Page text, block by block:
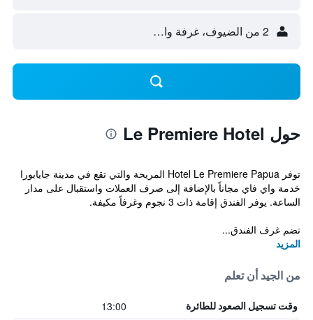
2 من الضيوف، غرفة واحدة
حول Le Premiere Hotel
توفر Hotel Le Premiere Papua المريحة والتي تقع في مدينة جايابورا
خدمة واي فاي مجاناً بالإضافة إلى صرف العملات واستقبال على مدار
الساعة. يوفر الفندق إقامة ذات 3 نجوم وغرفاً مكيفة.
تضم غرف الفندق...
المزيد
من الجيد أن تعلم
وقت تسجيل الصعود للطائرة 13:00